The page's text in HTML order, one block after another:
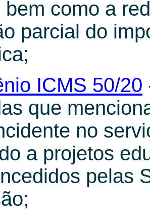
bem como a
parcial do
ICMS 50/20
que
no
a projetos
pelas